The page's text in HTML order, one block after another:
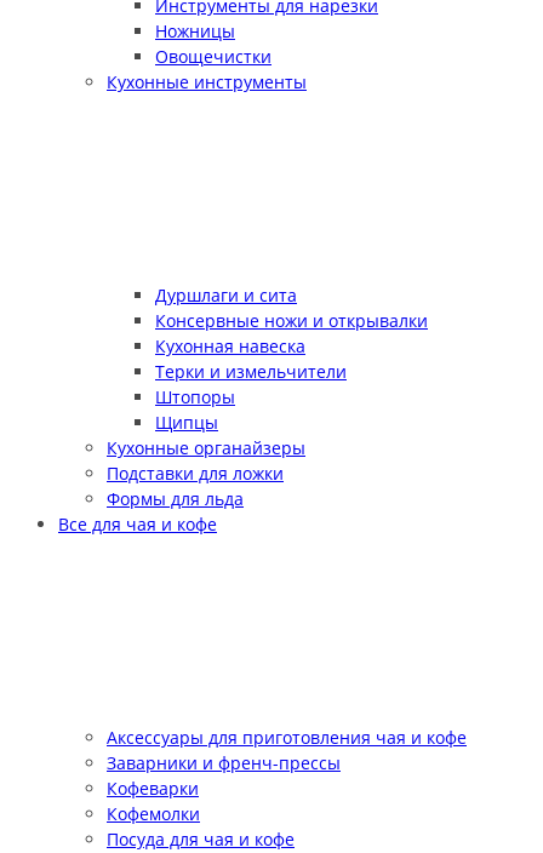
Инструменты для нарезки
Ножницы
Овощечистки
Кухонные инструменты
Дуршлаги и сита
Консервные ножи и открывалки
Кухонная навеска
Терки и измельчители
Штопоры
Щипцы
Кухонные органайзеры
Подставки для ложки
Формы для льда
Все для чая и кофе
Аксессуары для приготовления чая и кофе
Заварники и френч-прессы
Кофеварки
Кофемолки
Посуда для чая и кофе